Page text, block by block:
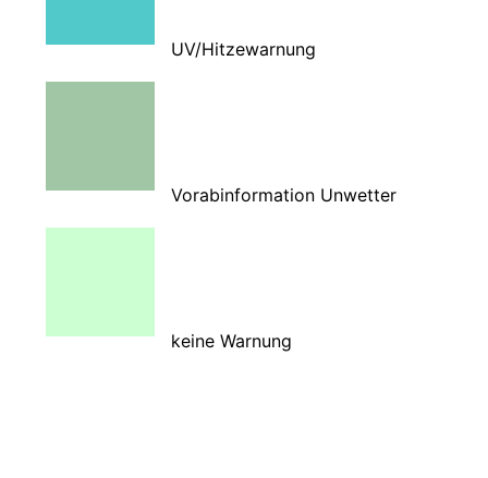
UV/Hitzewarnung
Vorabinformation Unwetter
keine Warnung